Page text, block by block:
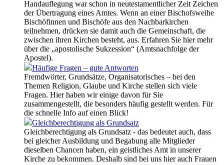
Handauflegung war schon in neutestamentlicher Zeit Zeichen
der Übertragung eines Amtes. Wenn an einer Bischofsweihe
Bischöfinnen und Bischöfe aus den Nachbarkirchen
teilnehmen, drücken sie damit auch die Gemeinschaft, die
zwischen ihren Kirchen besteht, aus. Erfahren Sie hier mehr
über die „apostolische Sukzession“ (Amtsnachfolge der
Apostel).
Häufige Fragen – gute Antworten
Fremdwörter, Grundsätze, Organisatorisches – bei den
Themen Religion, Glaube und Kirche stellen sich viele
Fragen. Hier haben wir einige davon für Sie
zusammengestellt, die besonders häufig gestellt werden. Für
die schnelle Info auf einen Blick!
Gleichberechtigung als Grundsatz
Gleichberechtigung als Grundsatz - das bedeutet auch, dass
bei gleicher Ausbildung und Begabung alle Mitglieder
dieselben Chancen haben, ein geistliches Amt in unserer
Kirche zu bekommen. Deshalb sind bei uns hier auch Frauen